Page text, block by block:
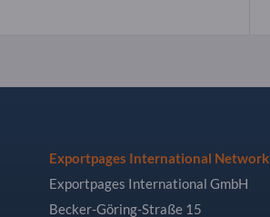
Exportpages International Network
Exportpages International GmbH
Becker-Göring-Straße 15